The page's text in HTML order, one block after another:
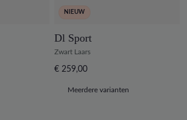
NIEUW
Dl Sport
Zwart Laars
€ 259,00
Meerdere varianten